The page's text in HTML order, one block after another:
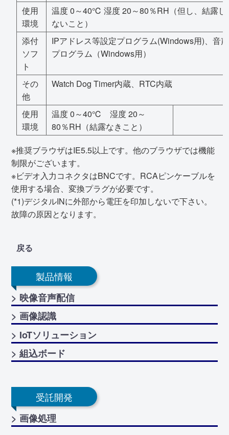
使用
環境
温度 0～40℃ 湿度 20～80％RH（但し、結露し
ないこと）
添付
ソフ
ト
IPアドレス等設定プログラム(Windows用)、音声
プログラム（Windows用）
その
他
Watch Dog Timer内蔵、RTC内蔵
使用
環境
温度 0～40℃ 湿度 20～
80％RH（結露なきこと）
※推奨ブラウザはIE5.5以上です。他のブラウザでは機能
制限がございます。
※ビデオ入力コネクタはBNCです。RCAピンケーブルを
使用する場合、変換プラグが必要です。
(*1)デジタルINに外部から電圧を印加しないで下さい。
故障の原因となります。
戻る
製品情報
> 映像音声配信
> 画像認識
> IoTソリューション
> 組込ボード
受託開発
> 画像処理